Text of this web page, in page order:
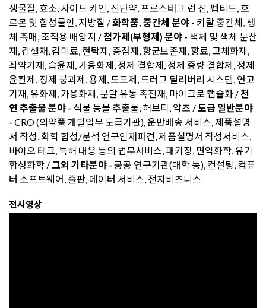
생물질, 효소, 사이트 카인, 진단약, 프로스태그 런 진, 펩티드, 호
르몬 및 합성물인, 지방질 /화학품, 중간체 분야 - 키랄 중간체, 생
체 촉매, 조직용 배양지 /첨가제(부형제) 분야 - 색체 및 색체 분산
제, 캅셀재, 감미료, 현탁제, 증점제, 항균보존제, 향료, 고체화제,
좌약기재, 습윤재, 가용화제, 정제 결합제, 정제 증량 결합제, 정제
윤활제, 정제 붕괴제, 용제, 도포제, 드러그 딜리버리 시스템, 연고
기재, 유화제, 가용화제, 분말 유동 촉진재, 마이크로 캡슐화 /천
연 추출물 분야 - 식물 동물 추출물, 허브티, 약초 / 도급 일반분야
- CRO (의약품 개발업무 도급기관), 운반배송 서비스, 제품설명
서 작성, 화학 합성/분석 연구인재파견, 제품설명서 작성서비스,
바이오 테크, 특허 대응 등의 법무서비스, 패키징, 면역화학, 유기
합성화학 / 그외 기타분야 - 공공 연구기관(대학 등), 컨설팅, 컴퓨
터 소프트웨어, 출판, 데이터 서비스, 전자비즈니스
전시영상